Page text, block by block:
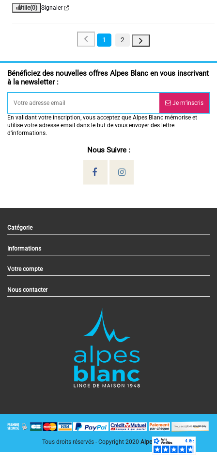
Utile(0) Signaler
1 2
Bénéficiez des nouvelles offres Alpes Blanc en vous inscrivant
à la newsletter :
Je m’inscris
En validant votre inscription, vous acceptez que Alpes Blanc mémorise et
utilise votre adresse email dans le but de vous envoyer des lettre
d’informations.
Nous Suivre :
Catégorie
Informations
Votre compte
Nous contacter
Tous droits réservés - Copyright 2020 AlpesBlanc.fr